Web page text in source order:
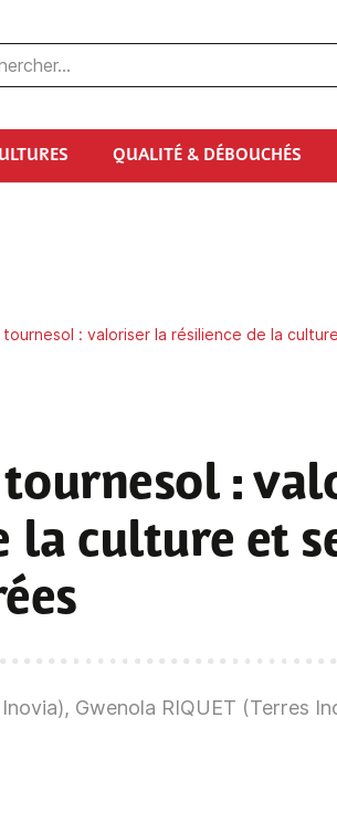
QUALITÉ & DÉBOUCHÉS
: valoriser la résilience de la
:
la culture et
Gwenola RIQUET (Terres